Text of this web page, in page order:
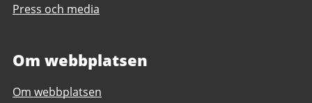
Press och media
Om webbplatsen
Om webbplatsen